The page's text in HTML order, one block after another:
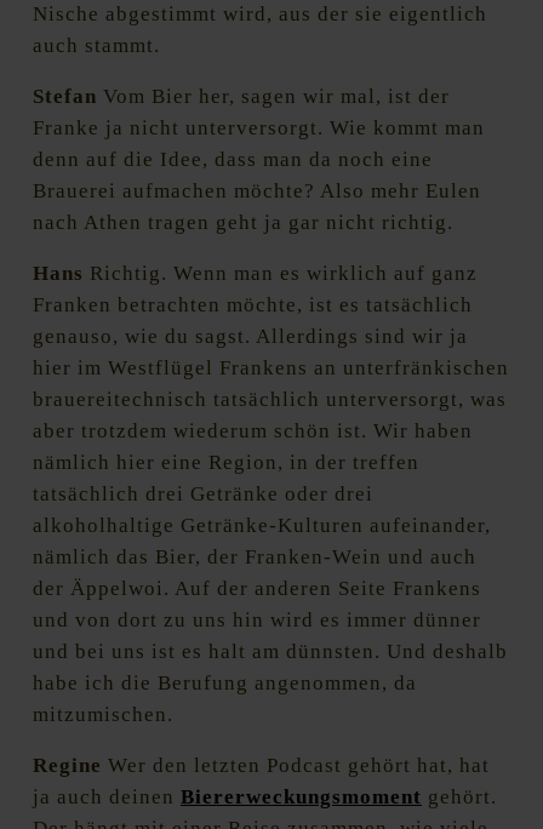
Nische abgestimmt wird, aus der sie eigentlich
auch stammt.
Stefan Vom Bier her, sagen wir mal, ist der
Franke ja nicht unterversorgt. Wie kommt man
denn auf die Idee, dass man da noch eine
Brauerei aufmachen möchte? Also mehr Eulen
nach Athen tragen geht ja gar nicht richtig.
Hans Richtig. Wenn man es wirklich auf ganz
Franken betrachten möchte, ist es tatsächlich
genauso, wie du sagst. Allerdings sind wir ja
hier im Westflügel Frankens an unterfränkischen
brauereitechnisch tatsächlich unterversorgt, was
aber trotzdem wiederum schön ist. Wir haben
nämlich hier eine Region, in der treffen
tatsächlich drei Getränke oder drei
alkoholhaltige Getränke-Kulturen aufeinander,
nämlich das Bier, der Franken-Wein und auch
der Äppelwoi. Auf der anderen Seite Frankens
und von dort zu uns hin wird es immer dünner
und bei uns ist es halt am dünnsten. Und deshalb
habe ich die Berufung angenommen, da
mitzumischen.
Regine Wer den letzten Podcast gehört hat, hat
ja auch deinen Biererweckungsmoment gehört.